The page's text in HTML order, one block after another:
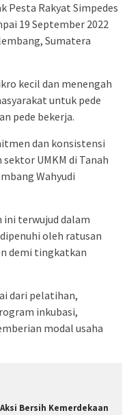
Pesta Rakyat Simpedes
19 September 2022
Sumatera
kecil dan menengah
untuk pede
pede bekerja.
dan konsistensi
UMKM di Tanah
Wahyudi
ini terwujud dalam
oleh ratusan
demi tingkatkan
dari pelatihan,
inkubasi,
modal usaha
Bersih Kemerdekaan